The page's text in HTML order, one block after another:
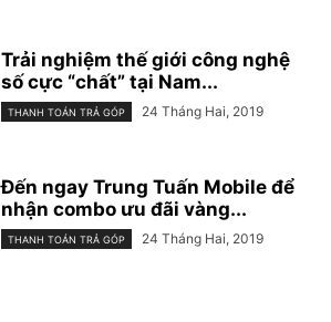
Trải nghiệm thế giới công nghệ
số cực “chất” tại Nam...
THANH TOÁN TRẢ GÓP 24 Tháng Hai, 2019
Đến ngay Trung Tuấn Mobile để
nhận combo ưu đãi vàng...
THANH TOÁN TRẢ GÓP 24 Tháng Hai, 2019